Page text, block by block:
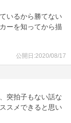
いるから勝てない
ーを知ってから描
公開日:2020/08/17
突拍子もない話な
スメできると思い